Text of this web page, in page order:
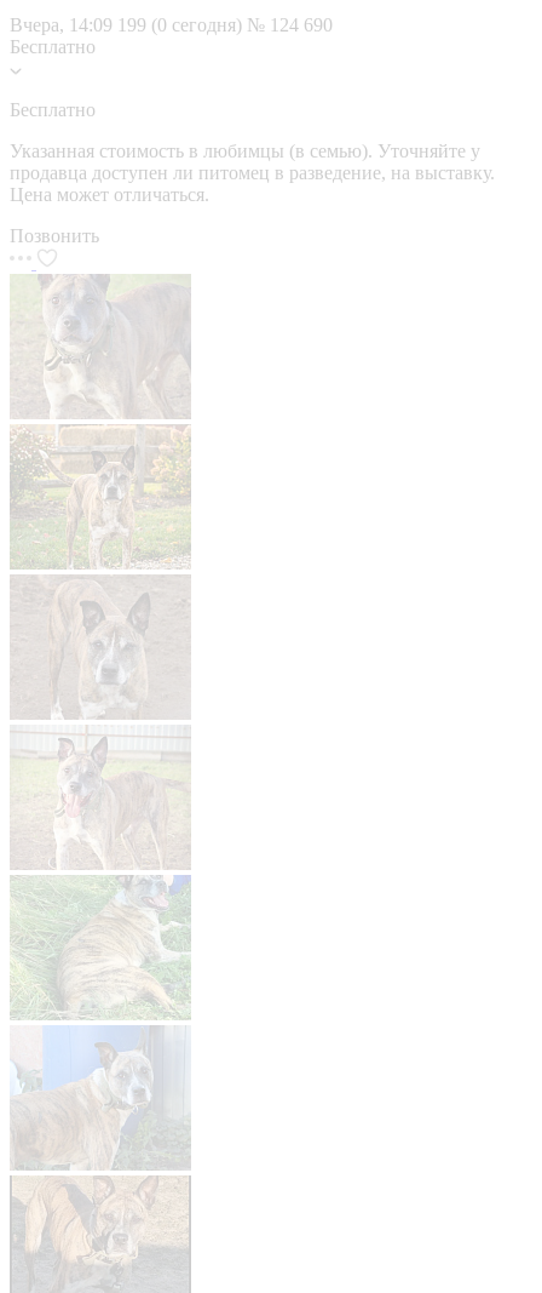
Вчера, 14:09 199 (0 сегодня) № 124 690
Бесплатно
Бесплатно
Указанная стоимость в любимцы (в семью). Уточняйте у
продавца доступен ли питомец в разведение, на выставку.
Цена может отличаться.
Позвонить